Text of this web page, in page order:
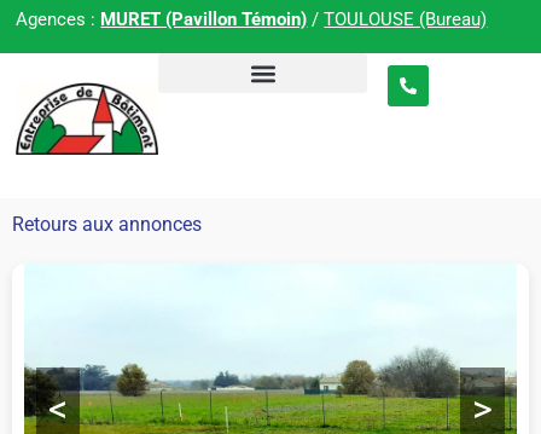
Agences : MURET (Pavillon Témoin) /TOULOUSE (Bureau)
Retours aux annonces
< >